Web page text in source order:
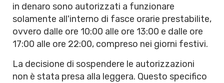
in denaro sono autorizzati a funzionare
solamente all'interno di fasce orarie prestabilite,
ovvero dalle ore 10:00 alle ore 13:00 e dalle ore
17:00 alle ore 22:00, compreso nei giorni festivi.
La decisione di sospendere le autorizzazioni
non è stata presa alla leggera. Questo specifico